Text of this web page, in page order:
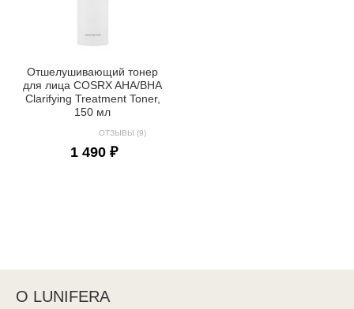
Отшелушивающий тонер
для лица COSRX AHA/BHA
Clarifying Treatment Toner,
150 мл
ОТЗЫВЫ (9)
1 490 ₽
О LUNIFERA